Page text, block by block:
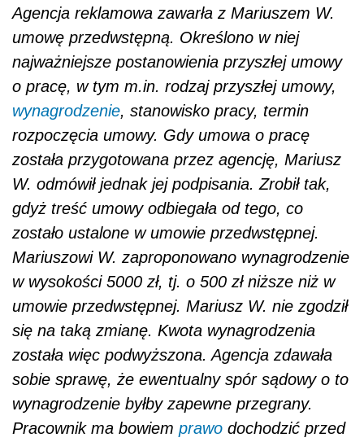
Agencja reklamowa zawarła z Mariuszem W.
umowę przedwstępną. Określono w niej
najważniejsze postanowienia przyszłej umowy
o pracę, w tym m.in. rodzaj przyszłej umowy,
wynagrodzenie, stanowisko pracy, termin
rozpoczęcia umowy. Gdy umowa o pracę
została przygotowana przez agencję, Mariusz
W. odmówił jednak jej podpisania. Zrobił tak,
gdyż treść umowy odbiegała od tego, co
zostało ustalone w umowie przedwstępnej.
Mariuszowi W. zaproponowano wynagrodzenie
w wysokości 5000 zł, tj. o 500 zł niższe niż w
umowie przedwstępnej. Mariusz W. nie zgodził
się na taką zmianę. Kwota wynagrodzenia
została więc podwyższona. Agencja zdawała
sobie sprawę, że ewentualny spór sądowy o to
wynagrodzenie byłby zapewne przegrany.
Pracownik ma bowiem prawo dochodzić przed